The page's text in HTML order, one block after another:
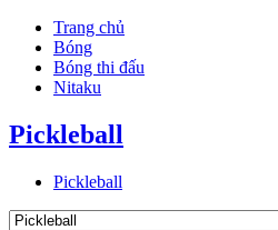
Trang chủ
Bóng
Bóng thi đấu
Nitaku
Pickleball
Pickleball